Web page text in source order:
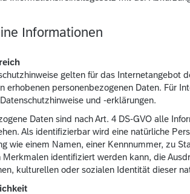
Informationen
gelten für das Internetangebot
erhobenen personenbezogenen Daten. Für
und -erklärungen.
Daten sind nach Art. 4 DS-GVO alle
Als identifizierbar wird eine natürliche
wie einem Namen, einer Kennnummer, zu
Merkmalen identifiziert werden kann, die
kulturellen oder sozialen Identität dieser